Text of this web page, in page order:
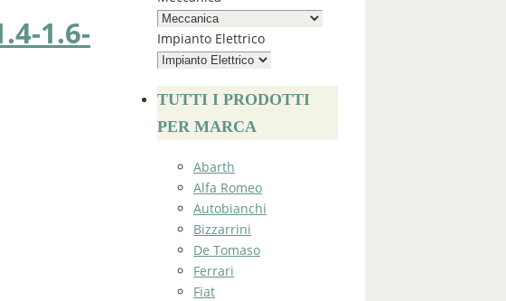
1.6-
Impianto Elettrico
TUTTI I PRODOTTI
PER MARCA
Abarth
Alfa Romeo
Autobianchi
Bizzarrini
De Tomaso
Ferrari
Fiat